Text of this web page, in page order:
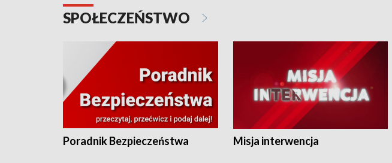
SPOŁECZEŃSTWO
Poradnik Bezpieczeństwa Misja interwencja